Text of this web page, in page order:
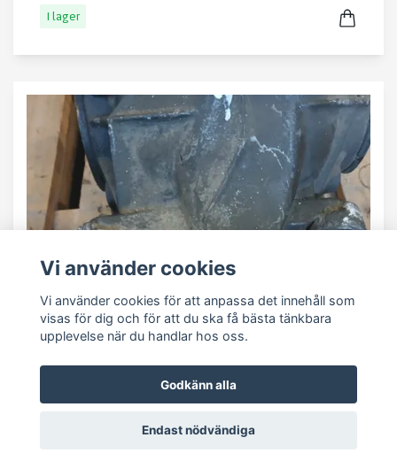
I lager
Vi använder cookies
Vi använder cookies för att anpassa det innehåll som
visas för dig och för att du ska få bästa tänkbara
upplevelse när du handlar hos oss.
Godkänn alla
Endast nödvändiga